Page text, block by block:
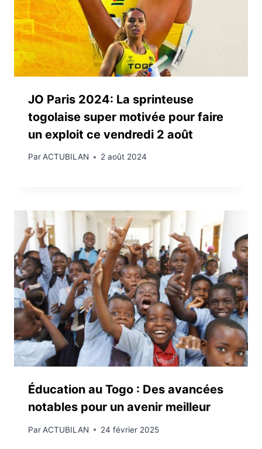
JO Paris 2024: La sprinteuse
togolaise super motivée pour faire
un exploit ce vendredi 2 août
ParACTUBILAN 2 août 2024
Éducation au Togo : Des avancées
notables pour un avenir meilleur
ParACTUBILAN 24 février 2025